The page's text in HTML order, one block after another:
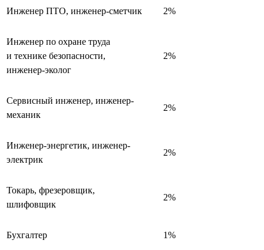
Инженер ПТО, инженер-сметчик 2%
Инженер по охране труда
и технике безопасности,
инженер-эколог
2%
Сервисный инженер, инженер-
механик
2%
Инженер-энергетик, инженер-
электрик
2%
Токарь, фрезеровщик,
шлифовщик
2%
Бухгалтер 1%